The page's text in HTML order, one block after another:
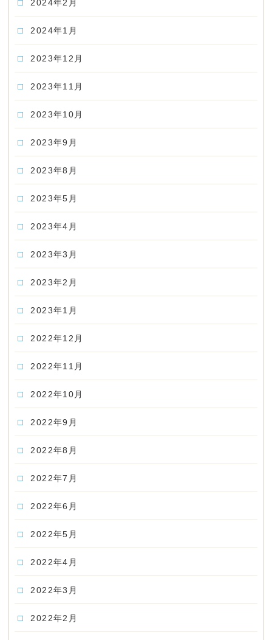
2024年2月
2024年1月
2023年12月
2023年11月
2023年10月
2023年9月
2023年8月
2023年5月
2023年4月
2023年3月
2023年2月
2023年1月
2022年12月
2022年11月
2022年10月
2022年9月
2022年8月
2022年7月
2022年6月
2022年5月
2022年4月
2022年3月
2022年2月